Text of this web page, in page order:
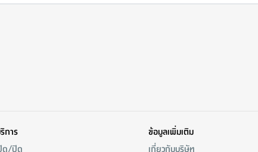
การ
ด/ปิด
ข้อมูลเพิ่มเติม
เกี่ยวกับบริษัท